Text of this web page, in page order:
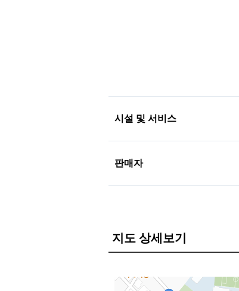
시설 및 서비스
판매자
지도 상세보기